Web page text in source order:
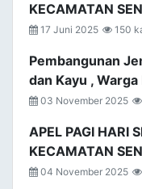
KECAMATAN
17 Juni 2025 150
Pembangunan
dan Kayu ,
03 November 2025
APEL PAGI HARI
KECAMATAN
04 November 2025